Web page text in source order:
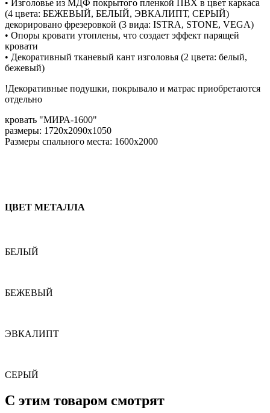
• Изголовье из МДФ покрытого пленкой ПВХ в цвет каркаса
(4 цвета: БЕЖЕВЫЙ, БЕЛЫЙ, ЭВКАЛИПТ, СЕРЫЙ)
декорировано фрезеровкой (3 вида: ISTRA, STONE, VEGA)
• Опоры кровати утоплены, что создает эффект парящей
кровати
• Декоративный тканевый кант изголовья (2 цвета: белый,
бежевый)
!Декоративные подушки, покрывало и матрас приобретаются
отдельно
кровать "МИРА-1600"
размеры: 1720х2090х1050
Размеры спального места: 1600х2000
ЦВЕТ МЕТАЛЛА
БЕЛЫЙ
БЕЖЕВЫЙ
ЭВКАЛИПТ
СЕРЫЙ
C этим товаром смотрят